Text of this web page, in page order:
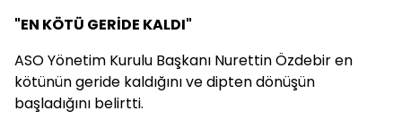
"EN KÖTÜ GERİDE KALDI"
ASO Yönetim Kurulu Başkanı Nurettin Özdebir en
kötünün geride kaldığını ve dipten dönüşün
başladığını belirtti.